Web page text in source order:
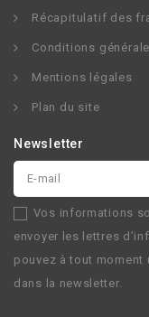
Récapitulatif des
Conditions
Mentions légales
Plan du site
Newsletter
Vos informations
envoyer les lettres
pouvez à tout
dans la newsletter.